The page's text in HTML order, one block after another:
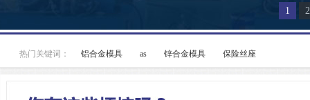
1 2
热门关键词： 铝合金模具 as 锌合金模具 保险丝座